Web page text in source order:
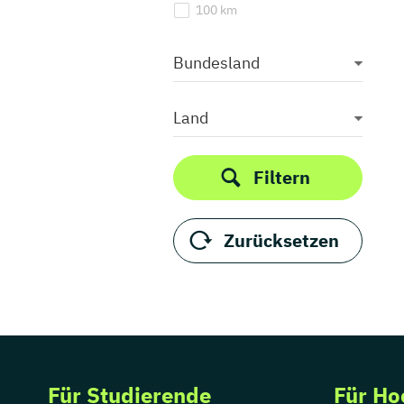
100 km
Bundesland
Land
Filtern
Zurücksetzen
Für Studierende Für